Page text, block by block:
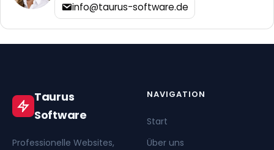
info@taurus-software.de
Taurus
Software
Professionelle Websites,
NAVIGATION
Start
Über uns